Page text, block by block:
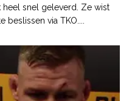
snel geleverd. Ze wist
via TKO....